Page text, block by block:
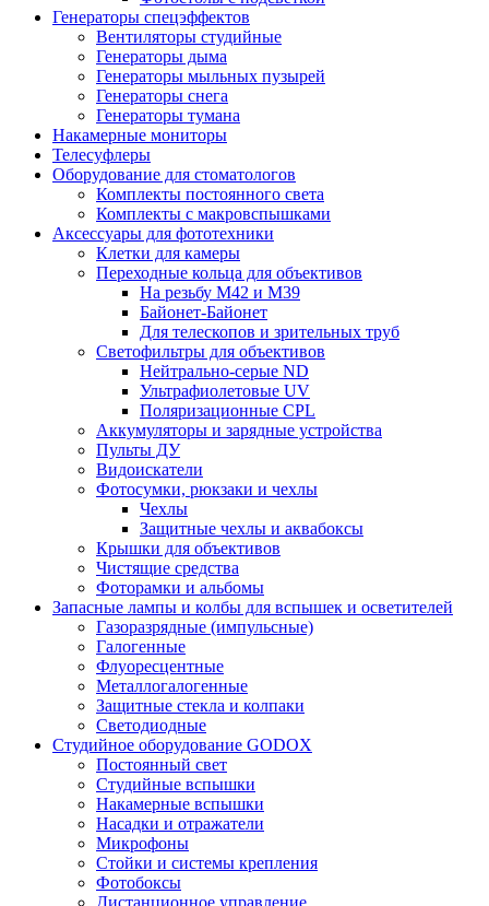
Генераторы спецэффектов
Вентиляторы студийные
Генераторы дыма
Генераторы мыльных пузырей
Генераторы снега
Генераторы тумана
Накамерные мониторы
Телесуфлеры
Оборудование для стоматологов
Комплекты постоянного света
Комплекты с макровспышками
Аксессуары для фототехники
Клетки для камеры
Переходные кольца для объективов
На резьбу М42 и М39
Байонет-Байонет
Для телескопов и зрительных труб
Светофильтры для объективов
Нейтрально-серые ND
Ультрафиолетовые UV
Поляризационные CPL
Аккумуляторы и зарядные устройства
Пульты ДУ
Видоискатели
Фотосумки, рюкзаки и чехлы
Чехлы
Защитные чехлы и аквабоксы
Крышки для объективов
Чистящие средства
Фоторамки и альбомы
Запасные лампы и колбы для вспышек и осветителей
Газоразрядные (импульсные)
Галогенные
Флуоресцентные
Металлогалогенные
Защитные стекла и колпаки
Светодиодные
Студийное оборудование GODOX
Постоянный свет
Студийные вспышки
Накамерные вспышки
Насадки и отражатели
Микрофоны
Стойки и системы крепления
Фотобоксы
Дистанционное управление